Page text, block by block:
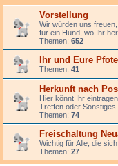
Vorstellung
Wir würden uns
für ein Hund, wo Ihr
Themen: 652
Ihr und Eure
Themen: 41
Herkunft nach
Hier könnt Ihr
Treffen oder Sonstiges
Themen: 74
Freischaltung
Wichtig für Alle, die
Themen: 27